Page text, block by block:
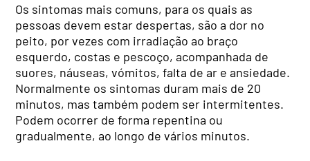
Os sintomas mais comuns, para os quais as
pessoas devem estar despertas, são a dor no
peito, por vezes com irradiação ao braço
esquerdo, costas e pescoço, acompanhada de
suores, náuseas, vómitos, falta de ar e ansiedade.
Normalmente os sintomas duram mais de 20
minutos, mas também podem ser intermitentes.
Podem ocorrer de forma repentina ou
gradualmente, ao longo de vários minutos.